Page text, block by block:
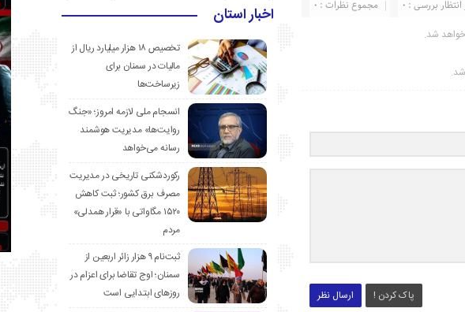
مجموع نظرات : 0 بررسی : 0
شد.
شد.
ارسال نظر پاک کردن !
اخبار استان
تخصیص ۱۸ هزار میلیارد ریال از
مالیات در سمنان برای
زیرساخت‌ها
انسجام ملی لازمه امروز؛ «جنگ
روایت‌ها» مدیریت هوشمند
رسانه می‌خواهد
رکوردشکنی تاریخی در مدیریت
مصرف برق کشور؛ ثبت کاهش
۱۵۲۰ مگاواتی با «قرار همدلی»
مردم
ثبت‌نام ۹ هزار زائر اربعین از
سمنان؛ اوج تقاضا برای اعزام در
روزهای ابتدایی است